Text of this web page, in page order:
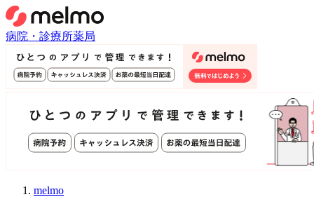
病院・診療所薬局
melmo